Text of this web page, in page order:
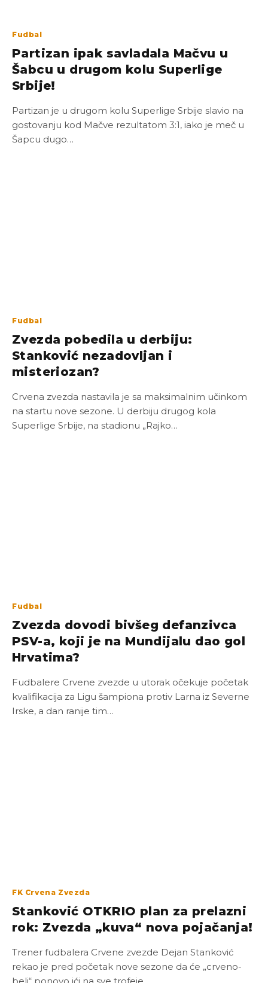
Fudbal
Partizan ipak savladala Mačvu u
Šabcu u drugom kolu Superlige
Srbije!
Partizan je u drugom kolu Superlige Srbije slavio na
gostovanju kod Mačve rezultatom 3:1, iako je meč u
Šapcu dugo…
Fudbal
Zvezda pobedila u derbiju:
Stanković nezadovljan i
misteriozan?
Crvena zvezda nastavila je sa maksimalnim učinkom
na startu nove sezone. U derbiju drugog kola
Superlige Srbije, na stadionu „Rajko…
Fudbal
Zvezda dovodi bivšeg defanzivca
PSV-a, koji je na Mundijalu dao gol
Hrvatima?
Fudbalere Crvene zvezde u utorak očekuje početak
kvalifikacija za Ligu šampiona protiv Larna iz Severne
Irske, a dan ranije tim…
FK Crvena Zvezda
Stanković OTKRIO plan za prelazni
rok: Zvezda „kuva“ nova pojačanja!
Trener fudbalera Crvene zvezde Dejan Stanković
rekao je pred početak nove sezone da će „crveno-
beli“ ponovo ići na sve trofeje,…